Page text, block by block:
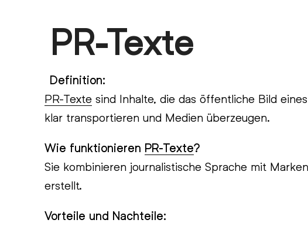
PR-Texte
Definition:
PR-Texte sind Inhalte, die das öffentliche Bild
klar transportieren und Medien überzeugen.
Wie funktionieren PR-Texte?
Sie kombinieren journalistische Sprache mit
erstellt.
Vorteile und Nachteile: